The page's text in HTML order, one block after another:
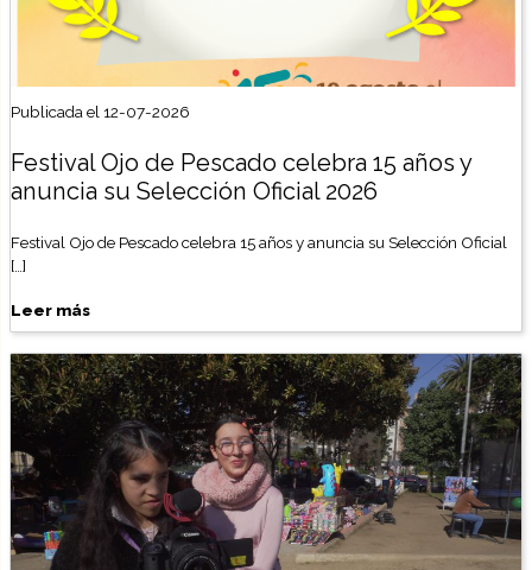
Publicada el 12-07-2026
Festival Ojo de Pescado celebra 15 años y
anuncia su Selección Oficial 2026
Festival Ojo de Pescado celebra 15 años y anuncia su Selección Oficial
[…]
Leer más